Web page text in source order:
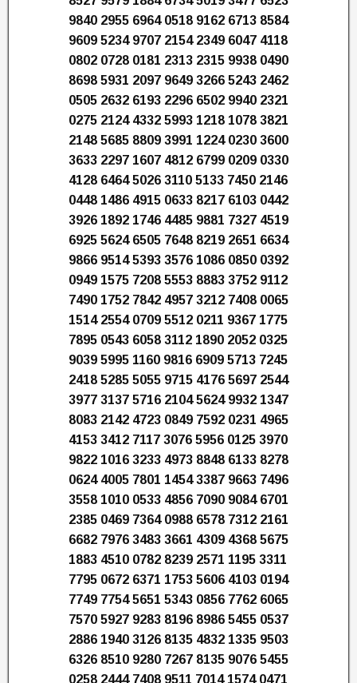
9840 2955 6964 0518 9162 6713 8584
9609 5234 9707 2154 2349 6047 4118
0802 0728 0181 2313 2315 9938 0490
8698 5931 2097 9649 3266 5243 2462
0505 2632 6193 2296 6502 9940 2321
0275 2124 4332 5993 1218 1078 3821
2148 5685 8809 3991 1224 0230 3600
3633 2297 1607 4812 6799 0209 0330
4128 6464 5026 3110 5133 7450 2146
0448 1486 4915 0633 8217 6103 0442
3926 1892 1746 4485 9881 7327 4519
6925 5624 6505 7648 8219 2651 6634
9866 9514 5393 3576 1086 0850 0392
0949 1575 7208 5553 8883 3752 9112
7490 1752 7842 4957 3212 7408 0065
1514 2554 0709 5512 0211 9367 1775
7895 0543 6058 3112 1890 2052 0325
9039 5995 1160 9816 6909 5713 7245
2418 5285 5055 9715 4176 5697 2544
3977 3137 5716 2104 5624 9932 1347
8083 2142 4723 0849 7592 0231 4965
4153 3412 7117 3076 5956 0125 3970
9822 1016 3233 4973 8848 6133 8278
0624 4005 7801 1454 3387 9663 7496
3558 1010 0533 4856 7090 9084 6701
2385 0469 7364 0988 6578 7312 2161
6682 7976 3483 3661 4309 4368 5675
1883 4510 0782 8239 2571 1195 3311
7795 0672 6371 1753 5606 4103 0194
7749 7754 5651 5343 0856 7762 6065
7570 5927 9283 8196 8986 5455 0537
2886 1940 3126 8135 4832 1335 9503
6326 8510 9280 7267 8135 9076 5455
0258 2444 7408 9511 7014 1574 0471